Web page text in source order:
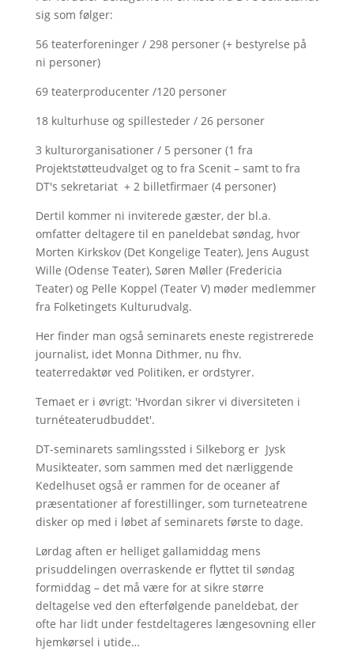
sig som følger:
56 teaterforeninger / 298 personer (+ bestyrelse på
ni personer)
69 teaterproducenter /120 personer
18 kulturhuse og spillesteder / 26 personer
3 kulturorganisationer / 5 personer (1 fra
Projektstøtteudvalget og to fra Scenit – samt to fra
DT's sekretariat + 2 billetfirmaer (4 personer)
Dertil kommer ni inviterede gæster, der bl.a.
omfatter deltagere til en paneldebat søndag, hvor
Morten Kirkskov (Det Kongelige Teater), Jens August
Wille (Odense Teater), Søren Møller (Fredericia
Teater) og Pelle Koppel (Teater V) møder medlemmer
fra Folketingets Kulturudvalg.
Her finder man også seminarets eneste registrerede
journalist, idet Monna Dithmer, nu fhv.
teaterredaktør ved Politiken, er ordstyrer.
Temaet er i øvrigt: 'Hvordan sikrer vi diversiteten i
turnéteaterudbuddet'.
DT-seminarets samlingssted i Silkeborg er Jysk
Musikteater, som sammen med det nærliggende
Kedelhuset også er rammen for de oceaner af
præsentationer af forestillinger, som turneteatrene
disker op med i løbet af seminarets første to dage.
Lørdag aften er helliget gallamiddag mens
prisuddelingen overraskende er flyttet til søndag
formiddag – det må være for at sikre større
deltagelse ved den efterfølgende paneldebat, der
ofte har lidt under festdeltageres længesovning eller
hjemkørsel i utide…